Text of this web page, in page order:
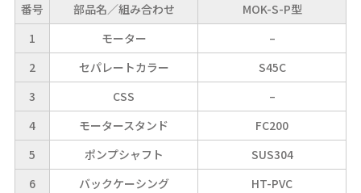
番号 部品名／組み合わせ
MOK-S-P型
1
モーター
–
2
セパレートカラー
S45C
3
CSS
–
4
モータースタンド
FC200
5
ポンプシャフト
SUS304
6
バックケーシング
HT-PVC